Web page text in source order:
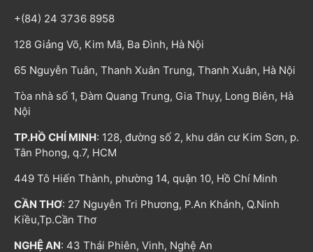
+(84) 24 3736 8958
128 Giảng Võ, Kim Mã, Ba Đình, Hà Nội
65 Nguyễn Tuân, Thanh Xuân Trung, Thanh Xuân, Hà Nội
Tòa nhà số 1, Đàm Quang Trung, Gia Thụy, Long Biên, Hà
Nội
TP.HỒ CHÍ MINH: 128, đường số 2, khu dân cư Kim Sơn, p.
Tân Phong, q.7, HCM
449 Tô Hiến Thành, phường 14, quận 10, Hồ Chí Minh
CẦN THƠ: 27 Nguyễn Tri Phương, P.An Khánh, Q.Ninh
Kiều,Tp.Cần Thơ
NGHỆ AN: 43 Thái Phiên, Vinh, Nghệ An